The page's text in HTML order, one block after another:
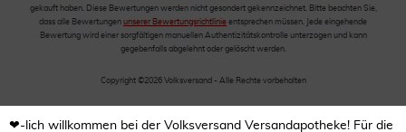
gekauft haben. Diese Bewertungen werden nicht gesondert gekennzeichnet. Bitte beachten Sie,
dass alle Bewertungen unserer Bewertungsrichtlinie entsprechen müssen. Jede eingehende
Bewertung wird einer sorgfältigen manuellen Authentizitätskontrolle unterzogen und kann
gegebenfalls abgelehnt oder gelöscht werden.
Copyright ©2026 Volksversand - Alle Rechte vorbehalten
❤-lich willkommen bei der Volksversand Versandapotheke! Für die